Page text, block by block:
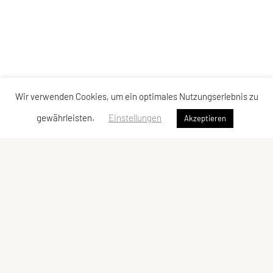
Wir verwenden Cookies, um ein optimales Nutzungserlebnis zu
gewährleisten.
Einstellungen Akzeptieren